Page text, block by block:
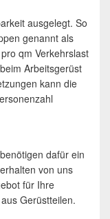
ausgelegt. So
genannt als
qm Verkehrslast
Arbeitsgerüst
kann die
dafür ein
von uns
für Ihre
Gerüstteilen.